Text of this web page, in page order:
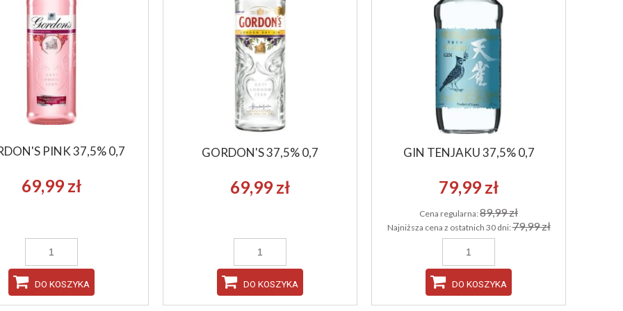
PINK 37,5% 0,7
69,99 zł
DO KOSZYKA
GORDON'S 37,5% 0,7
69,99 zł
DO KOSZYKA
GIN TENJAKU 37,5% 0,7
79,99 zł
Cena regularna: 89,99 zł
Najniższa cena z ostatnich 30 dni:79,99 zł
DO KOSZYKA